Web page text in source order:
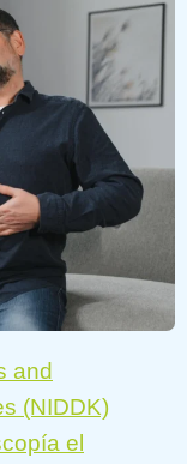
and
(NIDDK)
el